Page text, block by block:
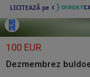
100 EUR
Dezmembrez